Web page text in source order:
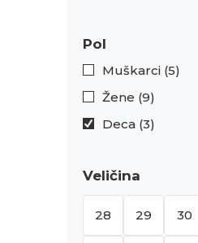
Pol
Muškarci (5)
Žene (9)
Deca (3)
Veličina
28 29 30